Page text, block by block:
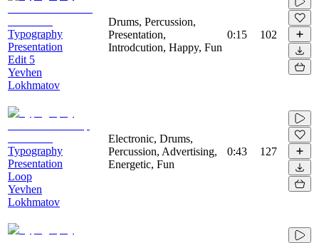
Typography
Presentation
Edit 5
Yevhen
Lokhmatov
Drums, Percussion,
Presentation,
Introdcution, Happy, Fun
0:15 102
Typography
Presentation
Loop
Yevhen
Lokhmatov
Electronic, Drums,
Percussion, Advertising,
Energetic, Fun
0:43 127